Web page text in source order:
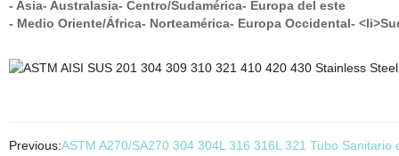
- Asia- Australasia- Centro/Sudamérica- Europa del este
- Medio Oriente/África- Norteamérica- Europa Occidental-
Previous:ASTM A270/SA270 304 304L 316 316L 321 Tubo